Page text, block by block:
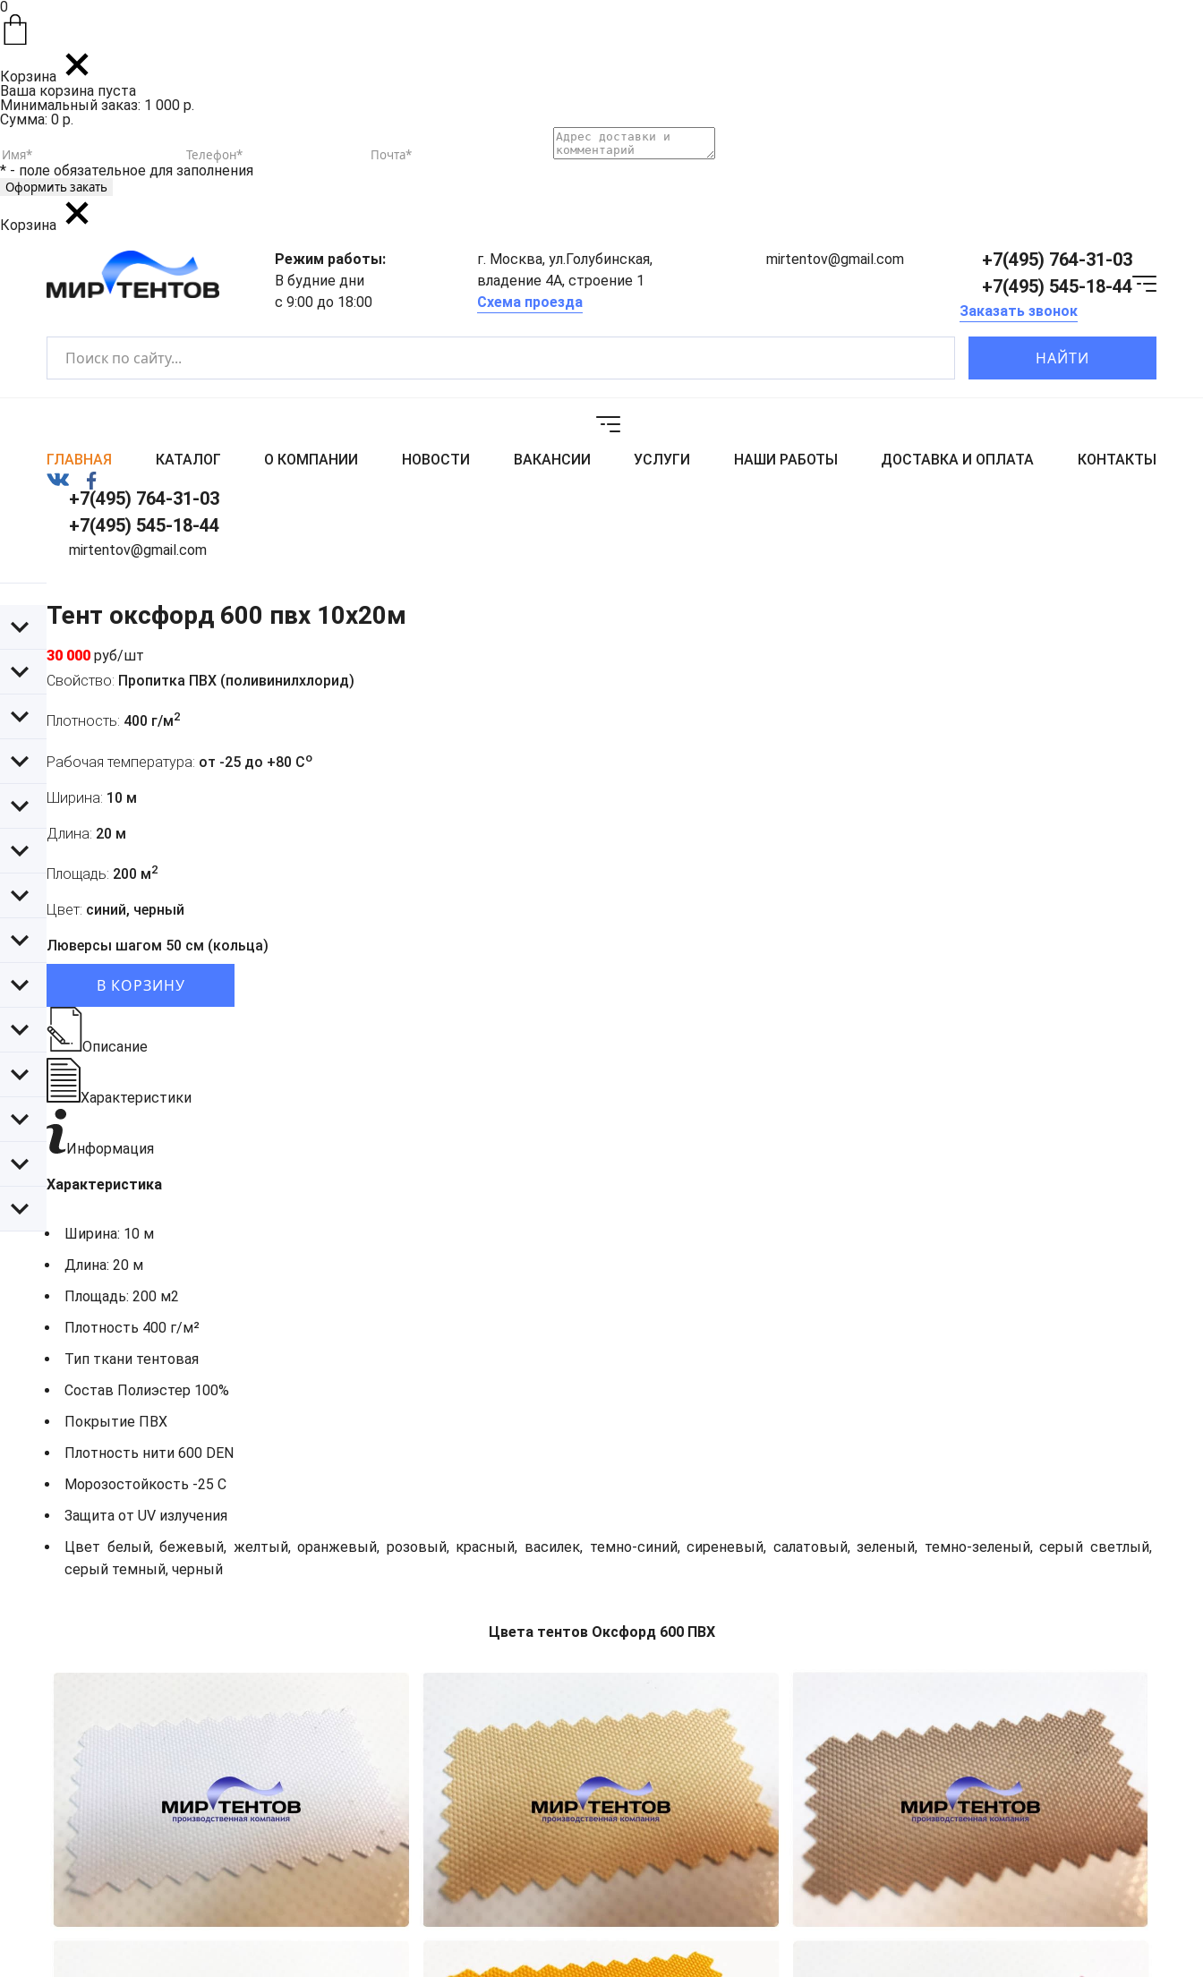
0
Корзина
Ваша корзина пуста
Минимальный заказ: 1 000 р.
Сумма: 0 р.
* - поле обязательное для заполнения
Корзина
Режим работы:
В будние дни
с 9:00 до 18:00
г. Москва, ул.Голубинская,
владение 4А, строение 1
Схема проезда
mirtentov@gmail.com
+7(495) 764-31-03
+7(495) 545-18-44
Заказать звонок
НАЙТИ
ГЛАВНАЯ КАТАЛОГ О КОМПАНИИ НОВОСТИ ВАКАНСИИ УСЛУГИ НАШИ РАБОТЫ ДОСТАВКА И ОПЛАТА КОНТАКТЫ
+7(495) 764-31-03
+7(495) 545-18-44
mirtentov@gmail.com
Тент оксфорд 600 пвх 10х20м
30 000 руб/шт
Свойство: Пропитка ПВХ (поливинилхлорид)
Плотность: 400 г/м2
Рабочая температура: от -25 до +80 Co
Ширина: 10 м
Длина: 20 м
Площадь: 200 м2
Цвет: синий, черный
Люверсы шагом 50 см (кольца)
В КОРЗИНУ
Описание
Характеристики
Информация
Характеристика
Ширина: 10 м
Длина: 20 м
Площадь: 200 м2
Плотность 400 г/м²
Тип ткани тентовая
Состав Полиэстер 100%
Покрытие ПВХ
Плотность нити 600 DEN
Морозостойкость -25 С
Защита от UV излучения
Цвет белый, бежевый, желтый, оранжевый, розовый, красный, василек, темно-синий, сиреневый, салатовый, зеленый, темно-зеленый, серый светлый,
серый темный, черный
Цвета тентов Оксфорд 600 ПВХ